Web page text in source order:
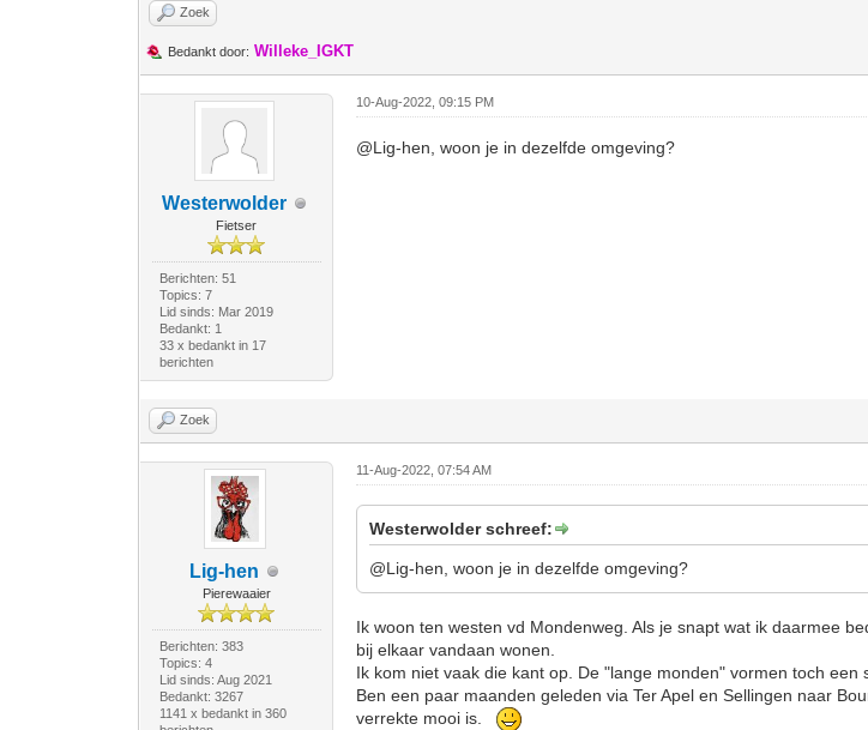
Zoek
Bedankt door: Willeke_IGKT
Westerwolder
Fietser
Berichten: 51
Topics: 7
Lid sinds: Mar 2019
Bedankt: 1
33 x bedankt in 17
berichten
10-Aug-2022, 09:15 PM
@Lig-hen, woon je in dezelfde omgeving?
Zoek
Lig-hen
Pierewaaier
Berichten: 383
Topics: 4
Lid sinds: Aug 2021
Bedankt: 3267
1141 x bedankt in 360
11-Aug-2022, 07:54 AM
Westerwolder schreef:
@Lig-hen, woon je in dezelfde omgeving?
Ik woon ten westen vd Mondenweg. Als je snapt wat ik daarmee
bij elkaar vandaan wonen.
Ik kom niet vaak die kant op. De "lange monden" vormen toch een
Ben een paar maanden geleden via Ter Apel en Sellingen naar
verrekte mooi is.